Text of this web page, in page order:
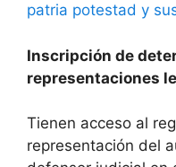
patria potestad y
Inscripción de
representaciones
Tienen acceso al
representación del